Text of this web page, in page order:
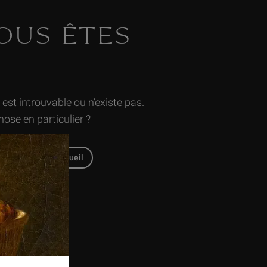
ÊTES
introuvable ou n’existe pas.
en particulier ?
en page d'accueil